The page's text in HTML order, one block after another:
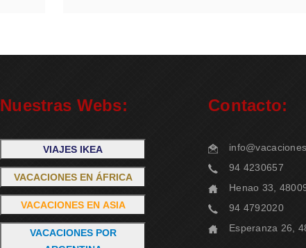
Nuestras Webs:
VIAJES IKEA
VACACIONES EN ÁFRICA
VACACIONES EN ASIA
VACACIONES POR
Contacto:
94 4230657
Henao 33,
94 4792020
Esperanza 26,